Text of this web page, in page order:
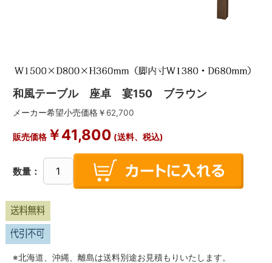
和風テーブル 座卓 宴150 ブラウン
メーカー希望小売価格￥ 62,700
販売価格￥41,800 (送料、税込)
数量：
※北海道、沖縄、離島は送料別途お見積もりいたします。